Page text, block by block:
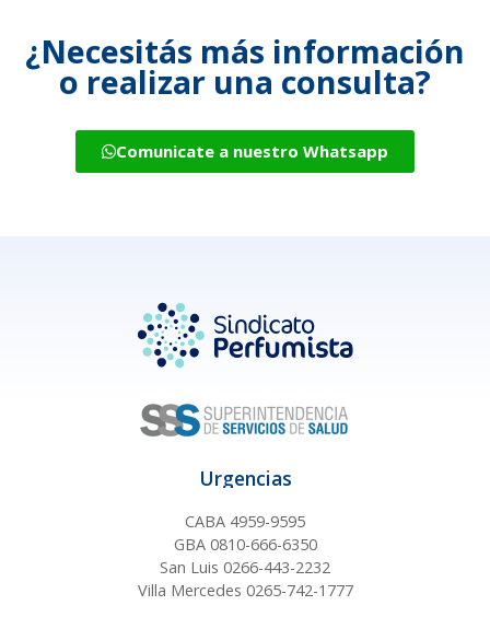
¿Necesitás más información
o realizar una consulta?
Comunicate a nuestro Whatsapp
Urgencias
CABA 4959-9595
GBA 0810-666-6350
San Luis 0266-443-2232
Villa Mercedes 0265-742-1777